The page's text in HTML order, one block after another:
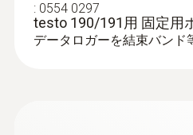
: 0554 0297
testo 190/191用 固定用
データロガーを結束バンド